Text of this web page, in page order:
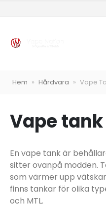
Hem » Hårdvara » Vape
Vape tank
En vape tank är
sitter ovanpå modden.
som värmer upp
finns tankar för olika
och MTL.
VapeNation
Populära engångsvapes
Leverans & frakt